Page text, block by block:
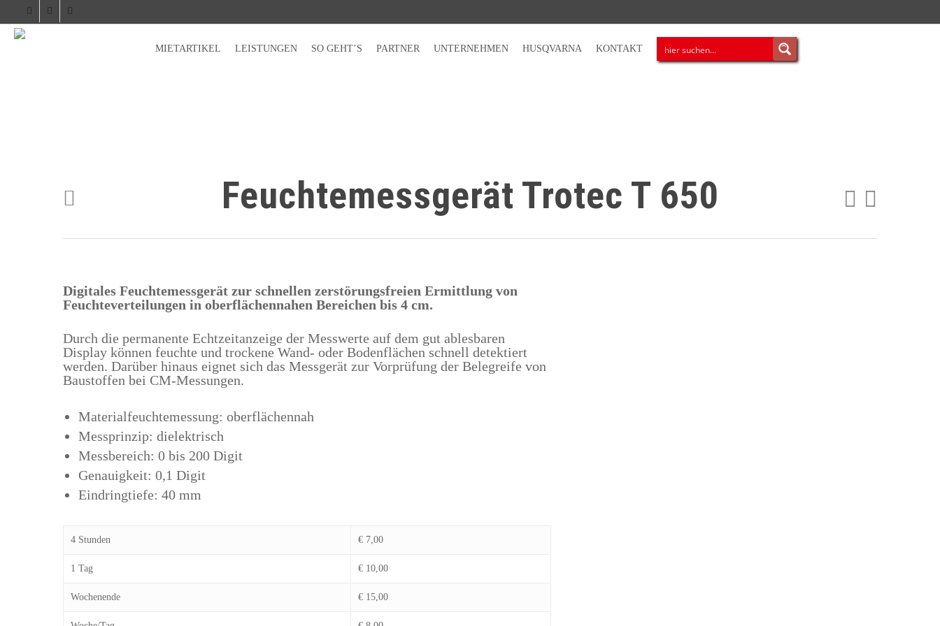
MIETARTIKEL LEISTUNGEN SO GEHT’S PARTNER UNTERNEHMEN HUSQVARNA KONTAKT
Feuchtemessgerät Trotec T 650
Digitales Feuchtemessgerät zur schnellen zerstörungsfreien Ermittlung von
Feuchteverteilungen in oberflächennahen Bereichen bis 4 cm.
Durch die permanente Echtzeitanzeige der Messwerte auf dem gut ablesbaren
Display können feuchte und trockene Wand- oder Bodenflächen schnell detektiert
werden. Darüber hinaus eignet sich das Messgerät zur Vorprüfung der Belegreife von
Baustoffen bei CM-Messungen.
Materialfeuchtemessung: oberflächennah
Messprinzip: dielektrisch
Messbereich: 0 bis 200 Digit
Genauigkeit: 0,1 Digit
Eindringtiefe: 40 mm
4 Stunden € 7,00
1 Tag € 10,00
Wochenende € 15,00